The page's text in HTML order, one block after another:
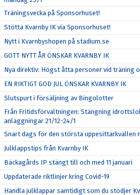
Träningsvecka på Sponsorhuset!
Stötta Kvarnby IK via Sponsorhuset!
Nytt i Kvarnbyshopen på stadium.se
GOTT NYTT ÅR ÖNSKAR KVARNBY IK
Nya direktiv: Högst åtta personer vid träning
EN RIKTIGT GOD JUL ÖNSKAR KVARNBY IK
Slutspurt i försäljning av Bingolotter
Från Fritidsförvaltningen: Stängning
anläggningar 21/12-24/1
Snart dags för den största uppesittarkvällen
Julklappstips från Kvarnby IK
Bäckagårds IP stängt till och med 11 januari
Uppdaterade riktlinjer kring Covid-19
Handla julklappar samtidigt som du stödjer